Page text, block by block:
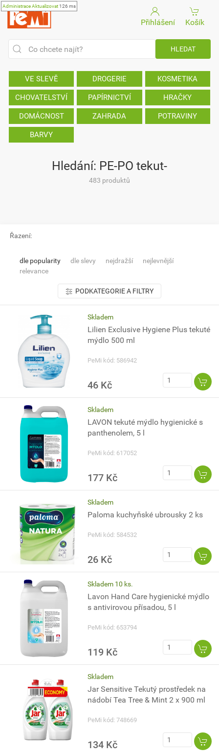
AdministraceAktualizovat126 ms
Přihlášení Košík
VE SLEVĚ DROGERIE KOSMETIKA
CHOVATELSTVÍ PAPÍRNICTVÍ HRAČKY
DOMÁCNOST ZAHRADA POTRAVINY
BARVY
Hledání: PE-PO tekut-
483 produktů
Řazení:
dle popularity dle slevy nejdražší
nejlevnější
relevance
PODKATEGORIE A FILTRY
Skladem
Lilien Exclusive Hygiene Plus tekuté
mýdlo 500 ml
PeMi kód: 586942
46 Kč
Skladem
LAVON tekuté mýdlo hygienické s
panthenolem, 5 l
PeMi kód: 617052
177 Kč
Skladem
Paloma kuchyňské ubrousky 2 ks
PeMi kód: 584532
26 Kč
Skladem 10 ks.
Lavon Hand Care hygienické mýdlo
s antivirovou přísadou, 5 l
PeMi kód: 653794
119 Kč
Skladem
Jar Sensitive Tekutý prostředek na
nádobí Tea Tree & Mint 2 x 900 ml
PeMi kód: 748669
134 Kč